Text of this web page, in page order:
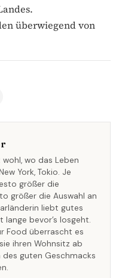
überwiegend von
wo das Leben
York, Tokio. Je
größer die
größer die Auswahl an
liebt gutes
lange bevor’s losgeht.
Food überrascht es
ihren Wohnsitz ab
guten Geschmacks